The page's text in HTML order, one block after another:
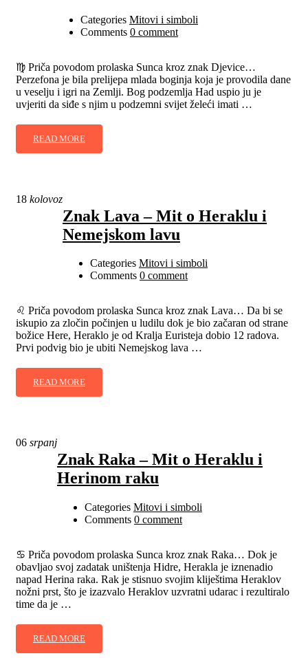
Categories Mitovi i simboli
Comments 0 comment
♍ Priča povodom prolaska Sunca kroz znak Djevice…
Perzefona je bila prelijepa mlada boginja koja je provodila dane
u veselju i igri na Zemlji. Bog podzemlja Had uspio ju je
uvjeriti da siđe s njim u podzemni svijet želeći imati …
READ MORE
18 kolovoz
Znak Lava – Mit o Heraklu i
Nemejskom lavu
Categories Mitovi i simboli
Comments 0 comment
♌ Priča povodom prolaska Sunca kroz znak Lava… Da bi se
iskupio za zločin počinjen u ludilu dok je bio začaran od strane
božice Here, Heraklo je od Kralja Euristeja dobio 12 radova.
Prvi podvig bio je ubiti Nemejskog lava …
READ MORE
06 srpanj
Znak Raka – Mit o Heraklu i
Herinom raku
Categories Mitovi i simboli
Comments 0 comment
♋ Priča povodom prolaska Sunca kroz znak Raka… Dok je
obavljao svoj zadatak uništenja Hidre, Herakla je iznenadio
napad Herina raka. Rak je stisnuo svojim kliještima Heraklov
nožni prst, što je izazvalo Heraklov uzvratni udarac i rezultiralo
time da je …
READ MORE